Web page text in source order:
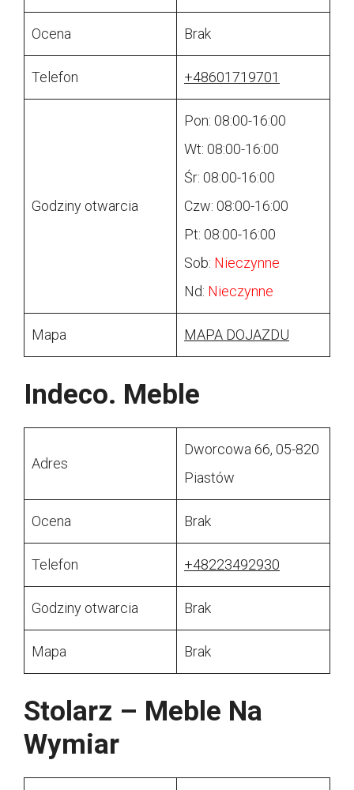
Ocena Brak
Telefon +48601719701
Godziny otwarcia
Pon: 08:00-16:00
Wt: 08:00-16:00
Śr: 08:00-16:00
Czw: 08:00-16:00
Pt: 08:00-16:00
Sob: Nieczynne
Nd: Nieczynne
Mapa MAPA DOJAZDU
Indeco. Meble
Adres
Dworcowa 66, 05-820
Piastów
Ocena Brak
Telefon +48223492930
Godziny otwarcia Brak
Mapa Brak
Stolarz – Meble Na
Wymiar